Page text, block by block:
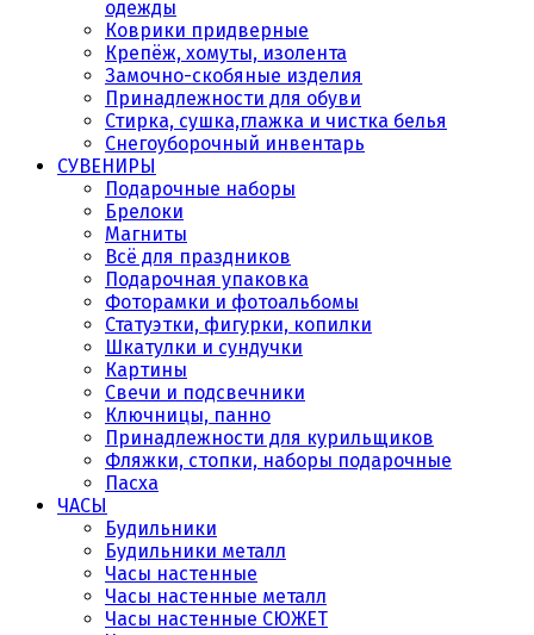
одежды
Коврики придверные
Крепёж, хомуты, изолента
Замочно-скобяные изделия
Принадлежности для обуви
Стирка, сушка,глажка и чистка белья
Снегоуборочный инвентарь
СУВЕНИРЫ
Подарочные наборы
Брелоки
Магниты
Всё для праздников
Подарочная упаковка
Фоторамки и фотоальбомы
Статуэтки, фигурки, копилки
Шкатулки и сундучки
Картины
Свечи и подсвечники
Ключницы, панно
Принадлежности для курильщиков
Фляжки, стопки, наборы подарочные
Пасха
ЧАСЫ
Будильники
Будильники металл
Часы настенные
Часы настенные металл
Часы настенные СЮЖЕТ